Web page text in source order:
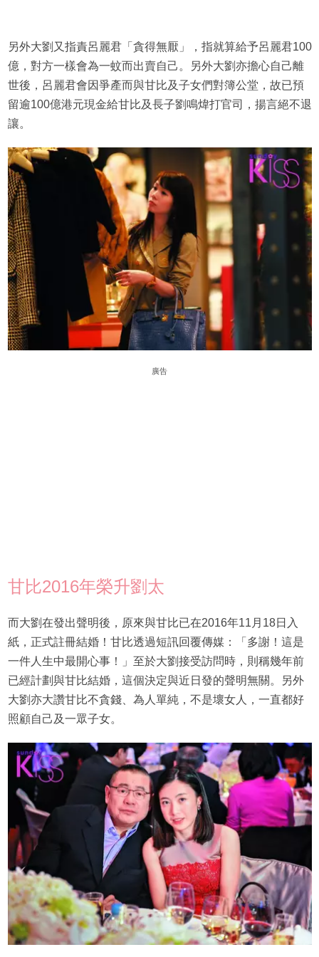
另外大劉又指責呂麗君「貪得無厭」，指就算給予呂麗君100
億，對方一樣會為一蚊而出賣自己。另外大劉亦擔心自己離
世後，呂麗君會因爭產而與甘比及子女們對簿公堂，故已預
留逾100億港元現金給甘比及長子劉鳴煒打官司，揚言絕不退
讓。
廣告
甘比2016年榮升劉太
而大劉在發出聲明後，原來與甘比已在2016年11月18日入
紙，正式註冊結婚！甘比透過短訊回覆傳媒：「多謝！這是
一件人生中最開心事！」至於大劉接受訪問時，則稱幾年前
已經計劃與甘比結婚，這個決定與近日發的聲明無關。另外
大劉亦大讚甘比不貪錢、為人單純，不是壞女人，一直都好
照顧自己及一眾子女。